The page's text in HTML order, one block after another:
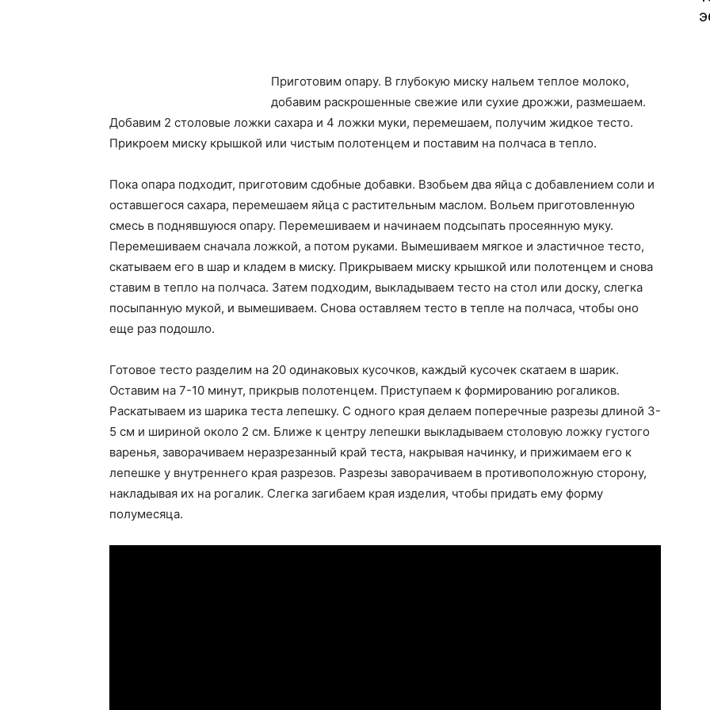
Приготовим опару. В глубокую миску нальем теплое молоко,
добавим раскрошенные свежие или сухие дрожжи, размешаем.
Добавим 2 столовые ложки сахара и 4 ложки муки, перемешаем, получим жидкое тесто.
Прикроем миску крышкой или чистым полотенцем и поставим на полчаса в тепло.
Пока опара подходит, приготовим сдобные добавки. Взобьем два яйца с добавлением соли и
оставшегося сахара, перемешаем яйца с растительным маслом. Вольем приготовленную
смесь в поднявшуюся опару. Перемешиваем и начинаем подсыпать просеянную муку.
Перемешиваем сначала ложкой, а потом руками. Вымешиваем мягкое и эластичное тесто,
скатываем его в шар и кладем в миску. Прикрываем миску крышкой или полотенцем и снова
ставим в тепло на полчаса. Затем подходим, выкладываем тесто на стол или доску, слегка
посыпанную мукой, и вымешиваем. Снова оставляем тесто в тепле на полчаса, чтобы оно
еще раз подошло.
Готовое тесто разделим на 20 одинаковых кусочков, каждый кусочек скатаем в шарик.
Оставим на 7-10 минут, прикрыв полотенцем. Приступаем к формированию рогаликов.
Раскатываем из шарика теста лепешку. С одного края делаем поперечные разрезы длиной 3-
5 см и шириной около 2 см. Ближе к центру лепешки выкладываем столовую ложку густого
варенья, заворачиваем неразрезанный край теста, накрывая начинку, и прижимаем его к
лепешке у внутреннего края разрезов. Разрезы заворачиваем в противоположную сторону,
накладывая их на рогалик. Слегка загибаем края изделия, чтобы придать ему форму
полумесяца.